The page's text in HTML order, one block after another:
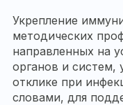
Укрепление
методических
направленных на
органов и
отклике при
словами, для